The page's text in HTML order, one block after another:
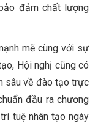
đảm chất lượng
mẽ cùng với sự
Hội nghị cũng có
sâu về đào tạo trực
đầu ra chương
tuệ nhân tạo ngày